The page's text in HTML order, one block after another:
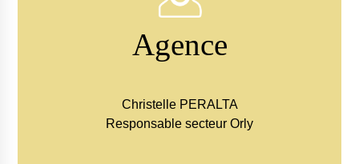
Agence
Christelle PERALTA
Responsable secteur Orly